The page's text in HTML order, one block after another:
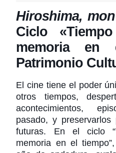
Hiroshima,
Ciclo
memoria en
Patrimonio
El cine tiene el poder
otros tiempos,
acontecimientos,
pasado, y
futuras. En el ciclo
memoria en el